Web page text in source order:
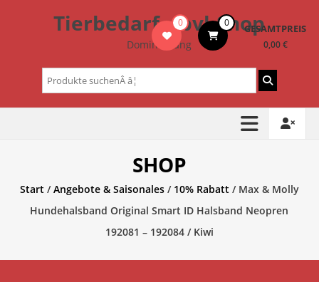
Tierbedarf – bvl-Shop
Dominik Lang
0 0 GESAMTPREIS
0,00 €
Suchen
nach:
SHOP
Start/Angebote & Saisonales/ 10% Rabatt/ Max & Molly
Hundehalsband Original Smart ID Halsband Neopren
192081 – 192084 / Kiwi